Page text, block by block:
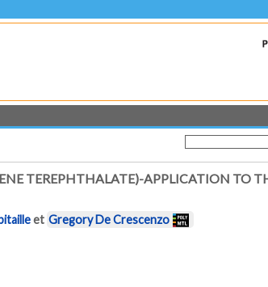
TEREPHTHALATE)-APPLICATION TO
et Gregory De Crescenzo